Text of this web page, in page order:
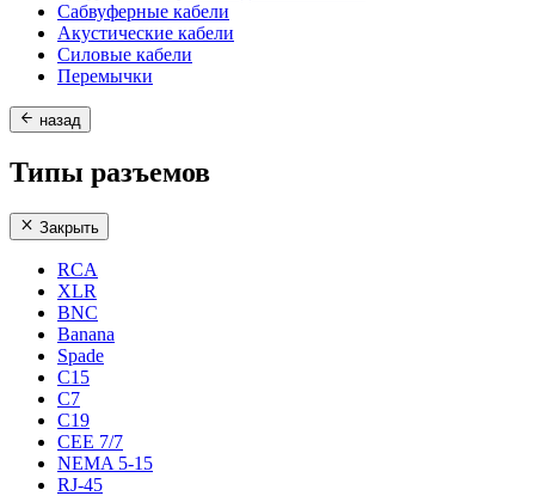
Сабвуферные кабели
Акустические кабели
Силовые кабели
Перемычки
назад
Типы разъемов
Закрыть
RCA
XLR
BNC
Banana
Spade
C15
С7
C19
CEE 7/7
NEMA 5-15
RJ-45